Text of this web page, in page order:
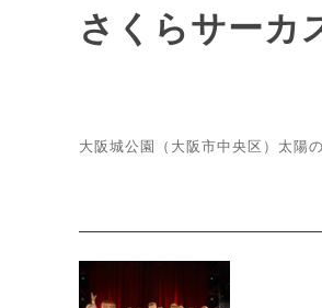
さくらサーカ
大阪城公園（大阪市中央区）太陽